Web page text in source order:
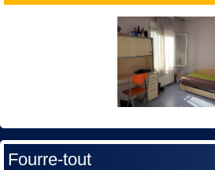
Fourre-tout